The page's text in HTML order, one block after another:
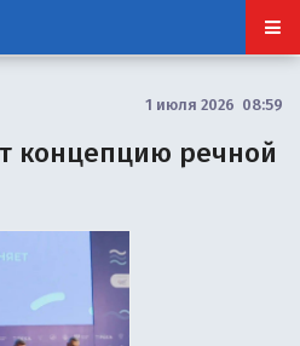
1 июля 2026 08:59
концепцию речной